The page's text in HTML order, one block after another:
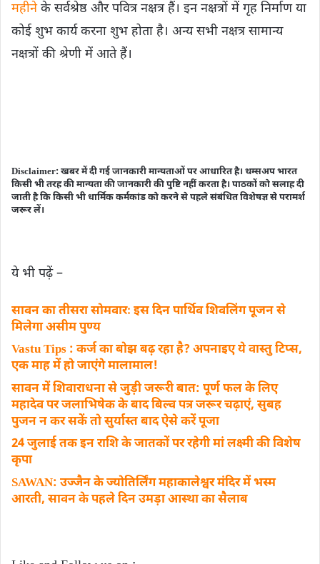
महीनेके सर्वश्रेष्ठ और पवित्र नक्षत्र हैं। इन नक्षत्रों में गृह निर्माण या
कोई शुभ कार्य करना शुभ होता है। अन्य सभी नक्षत्र सामान्य
नक्षत्रों की श्रेणी में आते हैं।
Disclaimer: खबर में दी गई जानकारी मान्यताओं पर आधारित है। थम्सअप भारत
किसी भी तरह की मान्यता की जानकारी की पुष्टि नहीं करता है। पाठकों को सलाह दी
जाती है कि किसी भी धार्मिक कर्मकांड को करने से पहले संबंधित विशेषज्ञ से परामर्श
जरूर लें।
ये भी पढ़ें –
सावन का तीसरा सोमवारः इस दिन पार्थिव शिवलिंग पूजन से
मिलेगा असीम पुण्य
Vastu Tips : कर्ज का बोझ बढ़ रहा है? अपनाइए ये वास्तु टिप्स,
एक माह में हो जाएंगे मालामाल!
सावन में शिवाराधना से जुड़ी जरूरी बात: पूर्ण फल के लिए
महादेव पर जलाभिषेक के बाद बिल्व पत्र जरूर चढ़ाएं, सुबह
पुजन न कर सकें तो सुर्यास्त बाद ऐसे करें पूजा
24 जुलाई तक इन राशि के जातकों पर रहेगी मां लक्ष्मी की विशेष
कृपा
SAWAN: उज्जैन के ज्योतिर्लिंग महाकालेश्वर मंदिर में भस्म
आरती, सावन के पहले दिन उमड़ा आस्था का सैलाब